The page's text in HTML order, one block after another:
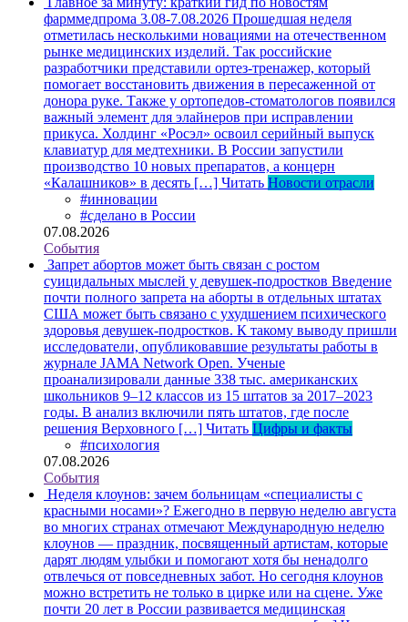
фарммедпрома 3.08-7.08.2026 Прошедшая неделя
отметилась несколькими новациями на отечественном
рынке медицинских изделий. Так российские
разработчики представили ортез-тренажер, который
помогает восстановить движения в пересаженной от
донора руке. Также у ортопедов-стоматологов появился
важный элемент для элайнеров при исправлении
прикуса. Холдинг «Росэл» освоил серийный выпуск
клавиатур для медтехники. В России запустили
производство 10 новых препаратов, а концерн
«Калашников» в десять […] Читать Новости отрасли
#инновации
#сделано в России
07.08.2026
События
Запрет абортов может быть связан с ростом
суицидальных мыслей у девушек-подростков Введение
почти полного запрета на аборты в отдельных штатах
США может быть связано с ухудшением психического
здоровья девушек-подростков. К такому выводу пришли
исследователи, опубликовавшие результаты работы в
журнале JAMA Network Open. Ученые
проанализировали данные 338 тыс. американских
школьников 9–12 классов из 15 штатов за 2017–2023
годы. В анализ включили пять штатов, где после
решения Верховного […] Читать Цифры и факты
#психология
07.08.2026
События
Неделя клоунов: зачем больницам «специалисты с
красными носами»? Ежегодно в первую неделю августа
во многих странах отмечают Международную неделю
клоунов — праздник, посвященный артистам, которые
дарят людям улыбки и помогают хотя бы ненадолго
отвлечься от повседневных забот. Но сегодня клоунов
можно встретить не только в цирке или на сцене. Уже
почти 20 лет в России развивается медицинская